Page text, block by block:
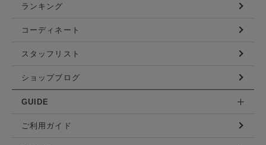
ランキング
コーディネート
スタッフリスト
ショップブログ
GUIDE
ご利用ガイド